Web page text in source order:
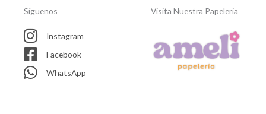
Síguenos
Instagram
Facebook
WhatsApp
Visita Nuestra Papeleria